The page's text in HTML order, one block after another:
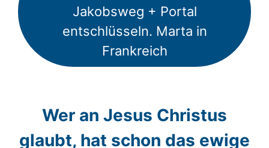
Jakobsweg + Portal
entschlüsseln. Marta in
Frankreich
Wer an Jesus Christus
glaubt, hat schon das ewige